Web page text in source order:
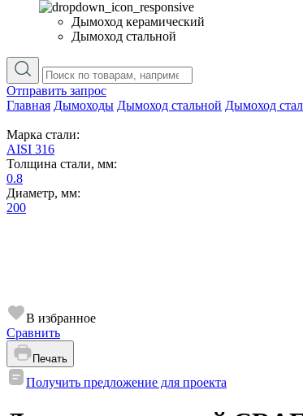
Дымоход керамический
Дымоход стальной
Отправить запрос
Главная Дымоходы Дымоход стальной Дымоход
Марка стали:
AISI 316
Толщина стали, мм:
0.8
Диаметр, мм:
200
В избранное
Сравнить
Печать
Получить предложение для проекта